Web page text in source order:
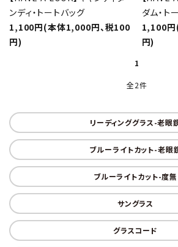
ンディ・トートバッグ
1,100円(本体1,000円、税100
円)
ダム・ト
1,100円
円)
1
全2件
リーディンググラス-老眼
ブルーライトカット-老眼
ブルーライトカット-度無
サングラス
グラスコード